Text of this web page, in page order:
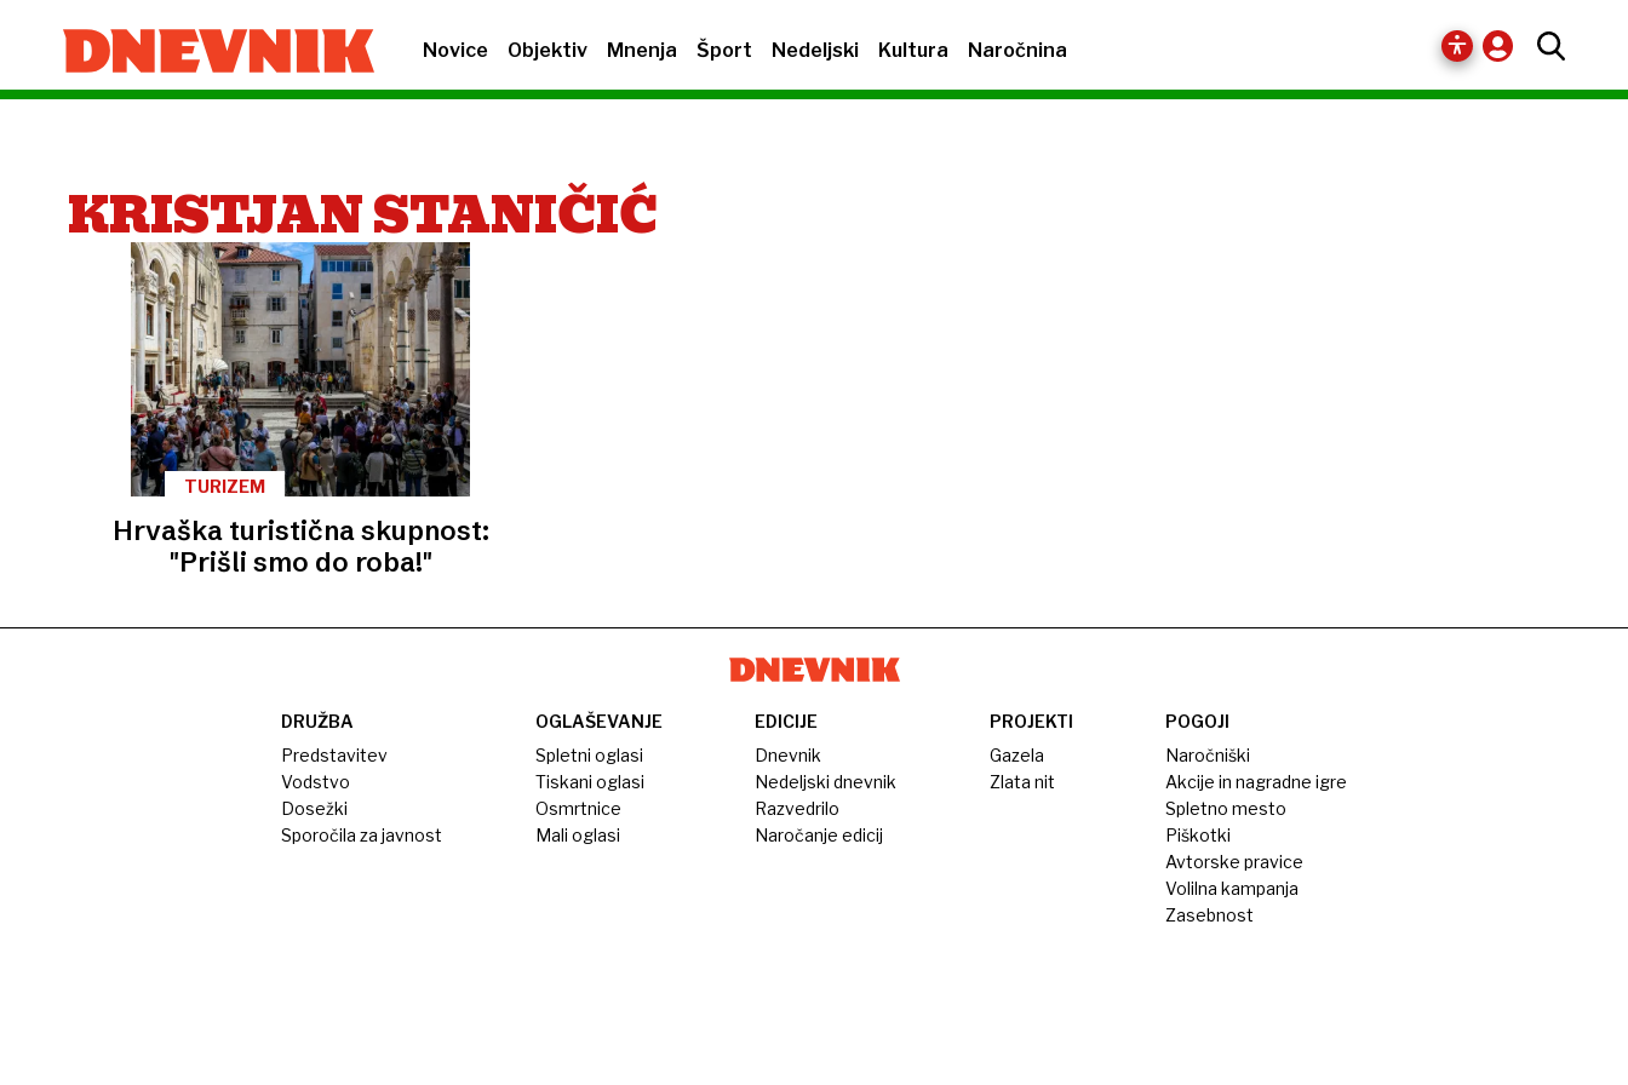
Novice Objektiv Mnenja Šport Nedeljski Kultura Naročnina
KRISTJAN STANIČIĆ
TURIZEM
Hrvaška turistična skupnost:
"Prišli smo do roba!"
DRUŽBA
Predstavitev
Vodstvo
Dosežki
Sporočila za javnost
OGLAŠEVANJE
Spletni oglasi
Tiskani oglasi
Osmrtnice
Mali oglasi
EDICIJE
Dnevnik
Nedeljski dnevnik
Razvedrilo
Naročanje edicij
PROJEKTI
Gazela
Zlata nit
POGOJI
Naročniški
Akcije in nagradne igre
Spletno mesto
Piškotki
Avtorske pravice
Volilna kampanja
Zasebnost